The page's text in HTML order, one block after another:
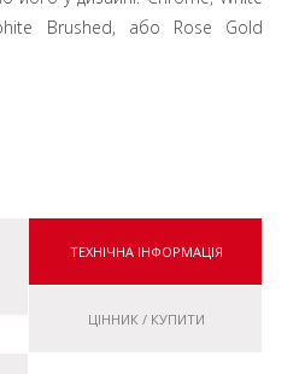
Brushed, або Rose Gold
ТЕХНІЧНА ІНФОРМАЦІЯ
ЦІННИК / КУПИТИ